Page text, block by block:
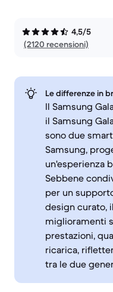
4,5/5
(2120 recensioni)
Le differenze in
Il Samsung
il Samsung
sono due
Samsung,
un'esperienza
Sebbene
per un
design curato,
miglioramenti
prestazioni,
ricarica,
tra le due